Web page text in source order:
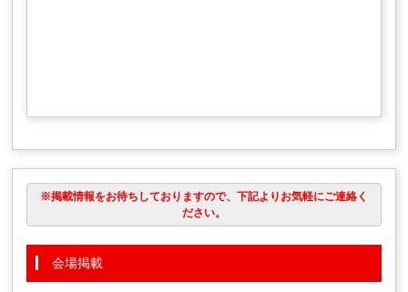
※掲載情報をお待ちしておりますので、下記よりお気軽にご連絡く
ださい。
会場掲載